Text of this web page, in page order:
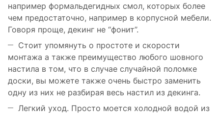
например формальдегидных смол, которых более
чем предостаточно, например в корпусной мебели.
Говоря проще, декинг не “фонит”.
Стоит упомянуть о простоте и скорости
монтажа а также преимущество любого шовного
настила в том, что в случае случайной поломке
доски, вы можете также очень быстро заменить
одну из них не разбирая весь настил из декинга.
Легкий уход. Просто моется холодной водой из